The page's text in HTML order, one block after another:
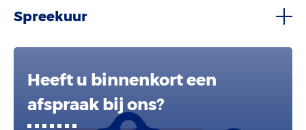
Spreekuur
Heeft u binnenkort een
afspraak bij ons?